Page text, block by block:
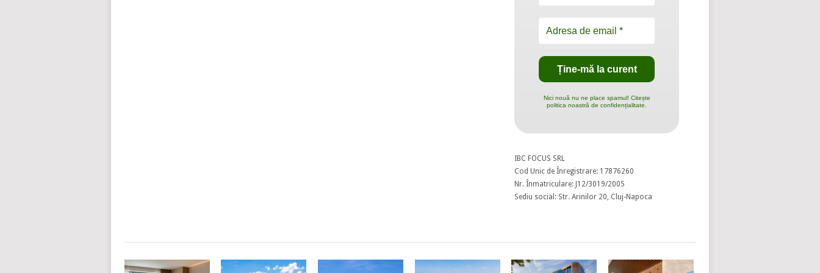
Nici nouă nu ne place spamul! Citește
politica noastră de confidențialitate.
IBC FOCUS SRL
Cod Unic de Înregistrare: 17876260
Nr. Înmatriculare: J12/3019/2005
Sediu social: Str. Arinilor 20, Cluj-Napoca